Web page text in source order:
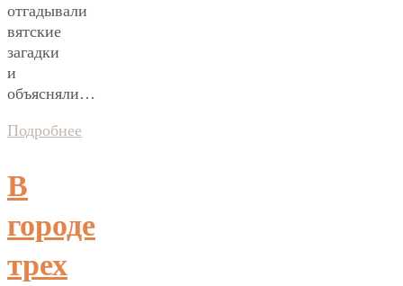
отгадывали
вятские
загадки
и
объясняли…
Подробнее
В
городе
трех